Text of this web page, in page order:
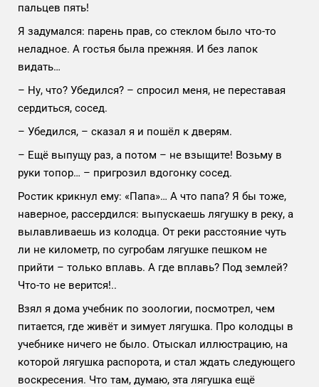
пальцев пять!
Я задумался: парень прав, со стеклом было что-то
неладное. А гостья была прежняя. И без лапок
видать…
– Ну, что? Убедился? – спросил меня, не переставая
сердиться, сосед.
– Убедился, – сказал я и пошёл к дверям.
– Ещё выпущу раз, а потом – не взыщите! Возьму в
руки топор… – пригрозил вдогонку сосед.
Ростик крикнул ему: «Папа»… А что папа? Я бы тоже,
наверное, рассердился: выпускаешь лягушку в реку, а
вылавливаешь из колодца. От реки расстояние чуть
ли не километр, по сугробам лягушке пешком не
прийти – только вплавь. А где вплавь? Под землей?
Что-то не верится!..
Взял я дома учебник по зоологии, посмотрел, чем
питается, где живёт и зимует лягушка. Про колодцы в
учебнике ничего не было. Отыскал иллюстрацию, на
которой лягушка распорота, и стал ждать следующего
воскресения. Что там, думаю, эта лягушка ещё